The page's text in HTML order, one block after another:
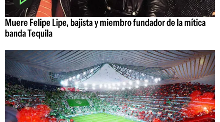
Muere Felipe Lipe, bajista y miembro fundador de la mítica
banda Tequila